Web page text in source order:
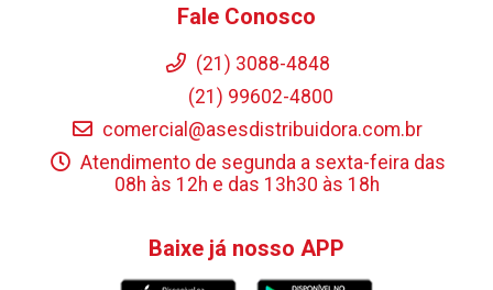
Fale Conosco
(21) 3088-4848
(21) 99602-4800
comercial@asesdistribuidora.com.br
Atendimento de segunda a sexta-feira das
08h às 12h e das 13h30 às 18h
Baixe já nosso APP